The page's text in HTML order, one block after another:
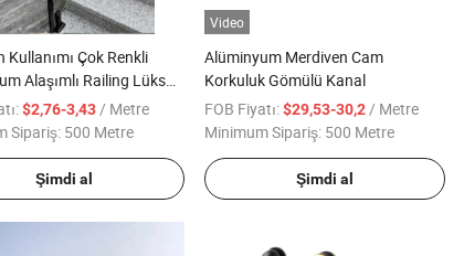
Kullanımı Çok Renkli
Alaşımlı Railing Lüks
Merdiven
$2,76-3,43 / Metre
Sipariş: 500 Metre
Şimdi al
Video
Alüminyum Merdiven Cam
Korkuluk Gömülü Kanal
FOB Fiyatı:$29,53-30,2 / Metre
Minimum Sipariş: 500 Metre
Şimdi al